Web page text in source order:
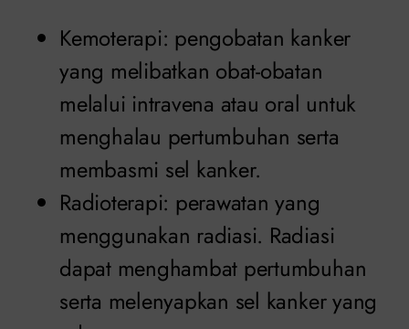
Kemoterapi: pengobatan kanker
yang melibatkan obat-obatan
melalui intravena atau oral untuk
menghalau pertumbuhan serta
membasmi sel kanker.
Radioterapi: perawatan yang
menggunakan radiasi. Radiasi
dapat menghambat pertumbuhan
serta melenyapkan sel kanker yang